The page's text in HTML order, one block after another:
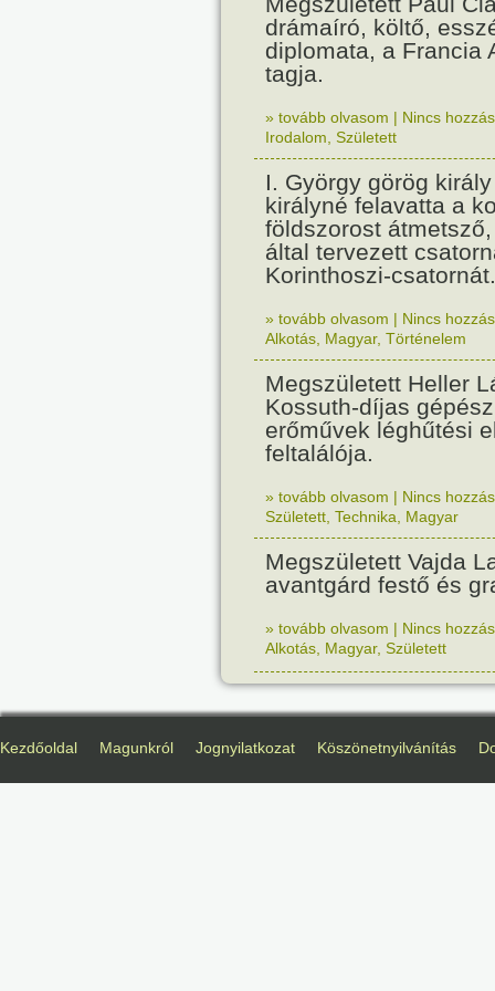
drámaíró, költő,
diplomata, a Francia
tagja.
» tovább olvasom | Nincs
Irodalom Született
I. György görög
királyné felavatta a
földszorost
által tervezett
Korinthoszi-csatornát.
» tovább olvasom | Nincs
Alkotás Magyar, Történelem
Megszületett Heller
Kossuth-díjas
erőművek léghűtési
feltalálója.
» tovább olvasom | Nincs
Született Technika Magyar
Megszületett Vajda
avantgárd festő és
» tovább olvasom | Nincs
Alkotás Magyar, Született
Kezdőoldal Magunkról Jognyilatkozat Köszönetnyilvánítás